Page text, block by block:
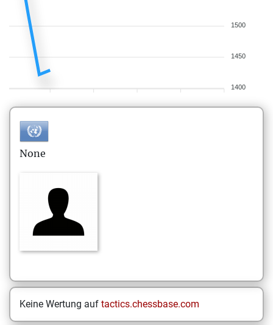
1500
1450
1400
None
Keine Wertung auf tactics.chessbase.com